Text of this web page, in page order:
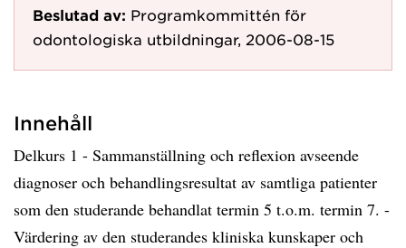
Beslutad av: Programkommittén för
odontologiska utbildningar, 2006-08-15
Innehåll
Delkurs 1 - Sammanställning och reflexion avseende
diagnoser och behandlingsresultat av samtliga patienter
som den studerande behandlat termin 5 t.o.m. termin 7. -
Värdering av den studerandes kliniska kunskaper och